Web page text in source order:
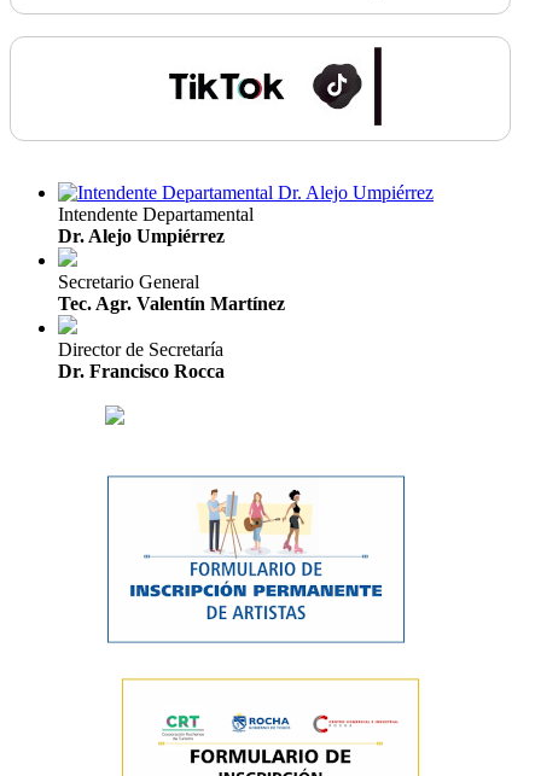
Intendente Departamental
Dr. Alejo Umpiérrez
Secretario General
Tec. Agr. Valentín Martínez
Director de Secretaría
Dr. Francisco Rocca